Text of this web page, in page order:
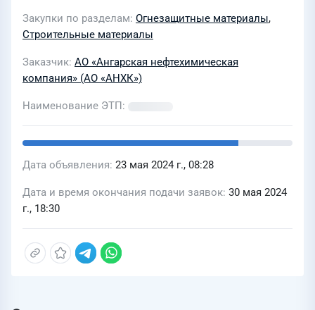
Закупки по разделам Огнезащитные материалы,
Строительные материалы
Заказчик АО «Ангарская нефтехимическая
компания» (АО «АНХК»)
Наименование ЭТП
Дата объявления 23 мая 2024 г., 08:28
Дата и время окончания подачи заявок 30 мая 2024
г., 18:30